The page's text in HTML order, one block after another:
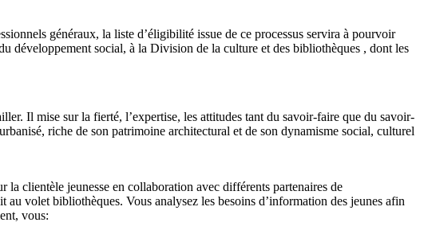
généraux, la liste d’éligibilité issue de ce processus servira à pourvoir
développement social, à la Division de la culture et des bibliothèques , dont les
Il mise sur la fierté, l’expertise, les attitudes tant du savoir-faire que du savoir-
riche de son patrimoine architectural et de son dynamisme social, culturel
la clientèle jeunesse en collaboration avec différents partenaires de
volet bibliothèques. Vous analysez les besoins d’information des jeunes afin
vous: